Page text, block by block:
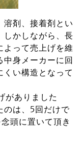
溶剤、接着剤とい
しかしながら、長
よって売上げを維
中身メーカーに回
くい構造となって
がありました
のは、5回だけで
頭に置いて頂き